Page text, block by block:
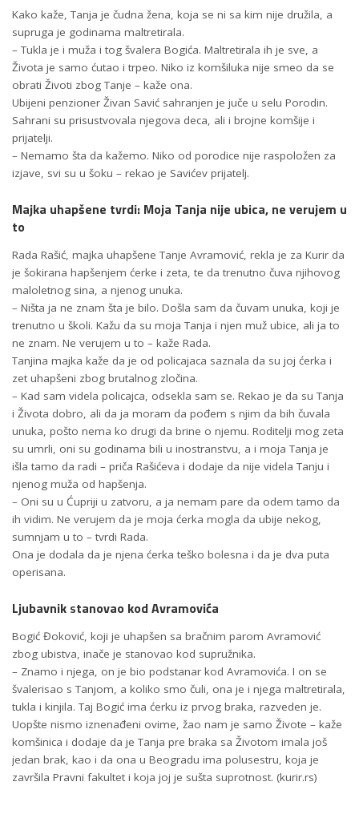
Kako kaže, Tanja je čudna žena, koja se ni sa kim nije družila, a
supruga je godinama maltretirala.
– Tukla je i muža i tog švalera Bogića. Maltretirala ih je sve, a
Života je samo ćutao i trpeo. Niko iz komšiluka nije smeo da se
obrati Životi zbog Tanje – kaže ona.
Ubijeni penzioner Živan Savić sahranjen je juče u selu Porodin.
Sahrani su prisustvovala njegova deca, ali i brojne komšije i
prijatelji.
– Nemamo šta da kažemo. Niko od porodice nije raspoložen za
izjave, svi su u šoku – rekao je Savićev prijatelj.
Majka uhapšene tvrdi: Moja Tanja nije ubica, ne verujem u
to
Rada Rašić, majka uhapšene Tanje Avramović, rekla je za Kurir da
je šokirana hapšenjem ćerke i zeta, te da trenutno čuva njihovog
maloletnog sina, a njenog unuka.
– Ništa ja ne znam šta je bilo. Došla sam da čuvam unuka, koji je
trenutno u školi. Kažu da su moja Tanja i njen muž ubice, ali ja to
ne znam. Ne verujem u to – kaže Rada.
Tanjina majka kaže da je od policajaca saznala da su joj ćerka i
zet uhapšeni zbog brutalnog zločina.
– Kad sam videla policajca, odsekla sam se. Rekao je da su Tanja
i Života dobro, ali da ja moram da pođem s njim da bih čuvala
unuka, pošto nema ko drugi da brine o njemu. Roditelji mog zeta
su umrli, oni su godinama bili u inostranstvu, a i moja Tanja je
išla tamo da radi – priča Rašićeva i dodaje da nije videla Tanju i
njenog muža od hapšenja.
– Oni su u Ćupriji u zatvoru, a ja nemam pare da odem tamo da
ih vidim. Ne verujem da je moja ćerka mogla da ubije nekog,
sumnjam u to – tvrdi Rada.
Ona je dodala da je njena ćerka teško bolesna i da je dva puta
operisana.
Ljubavnik stanovao kod Avramovića
Bogić Đoković, koji je uhapšen sa bračnim parom Avramović
zbog ubistva, inače je stanovao kod supružnika.
– Znamo i njega, on je bio podstanar kod Avramovića. I on se
švalerisao s Tanjom, a koliko smo čuli, ona je i njega maltretirala,
tukla i kinjila. Taj Bogić ima ćerku iz prvog braka, razveden je.
Uopšte nismo iznenađeni ovime, žao nam je samo Živote – kaže
komšinica i dodaje da je Tanja pre braka sa Životom imala još
jedan brak, kao i da ona u Beogradu ima polusestru, koja je
završila Pravni fakultet i koja joj je sušta suprotnost. (kurir.rs)